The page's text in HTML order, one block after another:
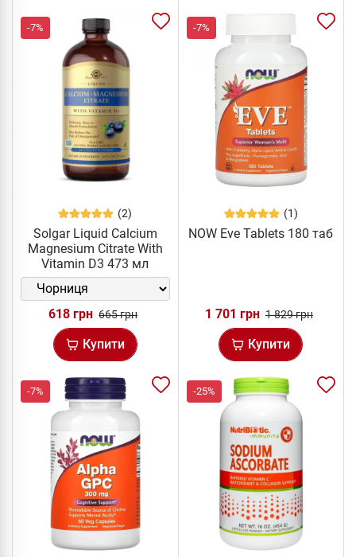
-7%
(2)
Solgar Liquid Calcium
Magnesium Citrate With
Vitamin D3 473 мл
618 грн 665 грн
Купити
-7%
(1)
NOW Eve Tablets 180 таб
1 701 грн 1 829 грн
Купити
-7% -25%